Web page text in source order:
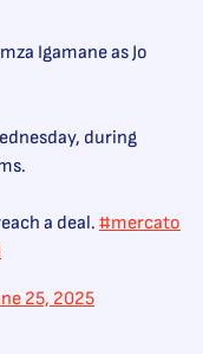
Igamane as Jo
during
a deal. #mercato
25, 2025